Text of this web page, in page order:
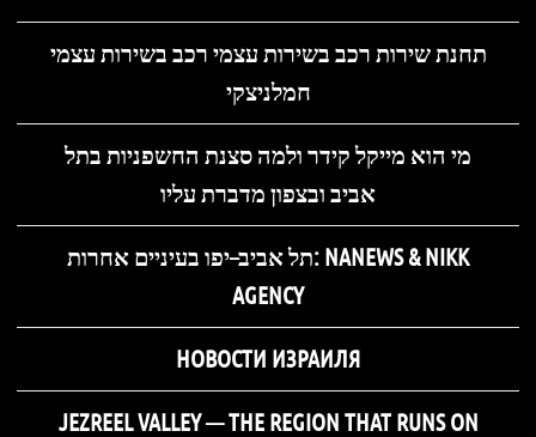
תחנת שירות רכב בשירות עצמי רכב בשירות עצמי
חמלניצקי
מי הוא מייקל קידר ולמה סצנת החשפניות בתל
אביב ובצפון מדברת עליו
תל אביב–יפו בעיניים אחרות: NANEWS & NIKK
AGENCY
НОВОСТИ ИЗРАИЛЯ
JEZREEL VALLEY — THE REGION THAT RUNS ON